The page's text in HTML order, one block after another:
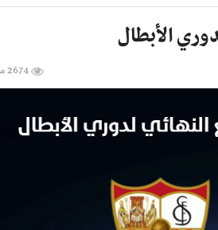
الأبطال
2674 مشاهدة